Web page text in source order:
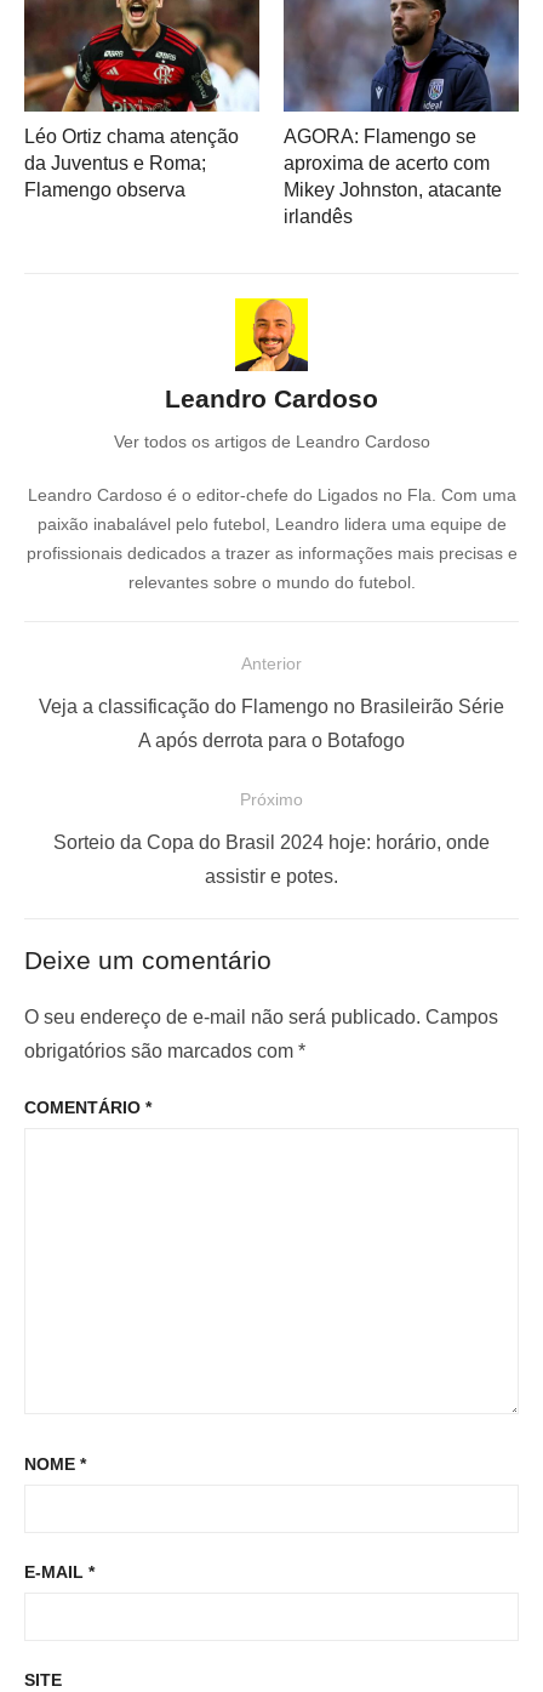
Léo Ortiz chama atenção
da Juventus e Roma;
Flamengo observa
AGORA: Flamengo se
aproxima de acerto com
Mikey Johnston, atacante
irlandês
Leandro Cardoso
Ver todos os artigos de Leandro Cardoso
Leandro Cardoso é o editor-chefe do Ligados no Fla. Com uma
paixão inabalável pelo futebol, Leandro lidera uma equipe de
profissionais dedicados a trazer as informações mais precisas e
relevantes sobre o mundo do futebol.
o
e
P
o
Anterior
P
i
o
:
Veja a classificação do Flamengo no Brasileirão Série
A após derrota para o Botafogo
Próximo
m
o
o
Sorteio da Copa do Brasil 2024 hoje: horário, onde
assistir e potes.
Deixe um comentário
O seu endereço de e-mail não será publicado. Campos
obrigatórios são marcados com *
COMENTÁRIO *
NOME *
E-MAIL *
SITE